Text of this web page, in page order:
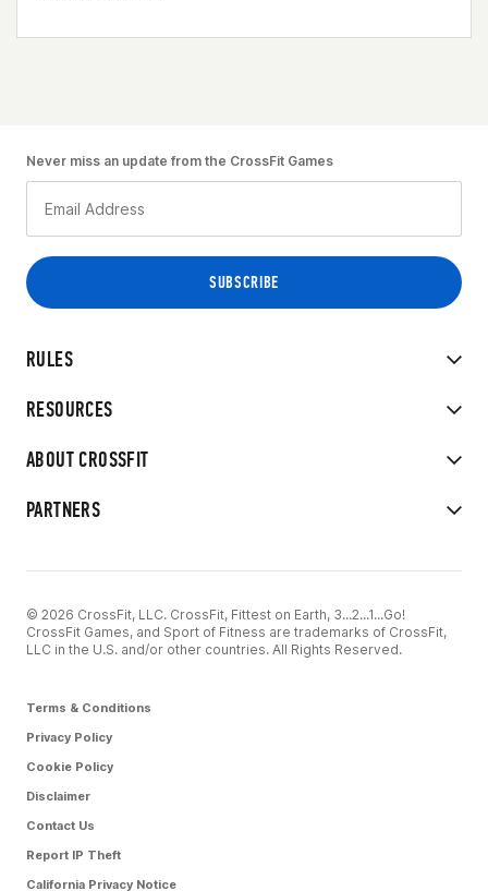
RULES
RESOURCES
ABOUT CROSSFIT
PARTNERS
Never miss an update from the CrossFit Games
© 2026 CrossFit, LLC. CrossFit, Fittest on Earth, 3...2...1...Go!
CrossFit Games, and Sport of Fitness are trademarks of CrossFit,
LLC in the U.S. and/or other countries. All Rights Reserved.
Terms & Conditions
Privacy Policy
Cookie Policy
Disclaimer
Contact Us
Report IP Theft
California Privacy Notice